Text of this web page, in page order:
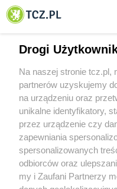
© 2001-2026 Tczew - TCZ.PL Sp.
O FIRMIE
REKLAMA WSPÓŁPRACA
Drogi
Na naszej stronie tcz.pl,
partnerów uzyskujemy
na urządzeniu oraz
unikalne identyfikatory,
przez urządzenie czy
zapewniania
spersonalizowanych
odbiorców oraz
my i Zaufani Partnerzy